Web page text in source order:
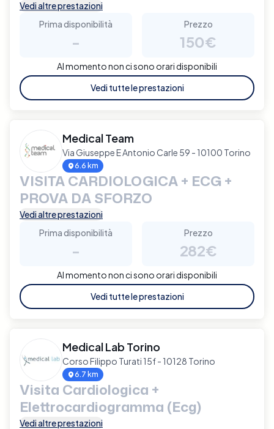
Vedi altre prestazioni
Prima disponibilità
-
Prezzo
150€
Al momento non ci sono orari disponibili
Vedi tutte le prestazioni
Medical Team
Via Giuseppe E Antonio Carle 59 - 10100 Torino
6.6 km
VISITA CARDIOLOGICA + ECG +
PROVA DA SFORZO
Vedi altre prestazioni
Prima disponibilità
-
Prezzo
282€
Al momento non ci sono orari disponibili
Vedi tutte le prestazioni
Medical Lab Torino
Corso Filippo Turati 15f - 10128 Torino
6.7 km
Visita Cardiologica +
Elettrocardiogramma (Ecg)
Vedi altre prestazioni